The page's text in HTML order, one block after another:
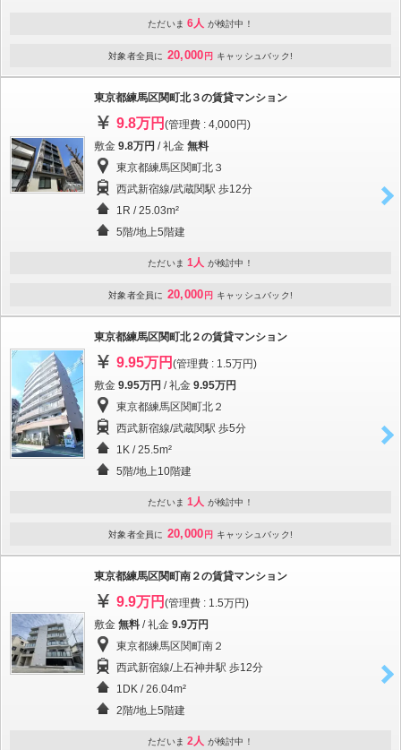
ただいま 6人 が検討中！
対象者全員に 20,000 円 キャッシュバック!
東京都練馬区関町北３の賃貸マンション
9.8万円 (管理費 : 4,000円)
敷金 9.8万円 / 礼金 無料
東京都練馬区関町北３
西武新宿線/武蔵関駅 歩12分
1R / 25.03m²
5階/地上5階建
ただいま 1人 が検討中！
対象者全員に 20,000 円 キャッシュバック!
東京都練馬区関町北２の賃貸マンション
9.95万円 (管理費 : 1.5万円)
敷金 9.95万円 / 礼金 9.95万円
東京都練馬区関町北２
西武新宿線/武蔵関駅 歩5分
1K / 25.5m²
5階/地上10階建
ただいま 1人 が検討中！
対象者全員に 20,000 円 キャッシュバック!
東京都練馬区関町南２の賃貸マンション
9.9万円 (管理費 : 1.5万円)
敷金 無料 / 礼金 9.9万円
東京都練馬区関町南２
西武新宿線/上石神井駅 歩12分
1DK / 26.04m²
2階/地上5階建
ただいま 2人 が検討中！